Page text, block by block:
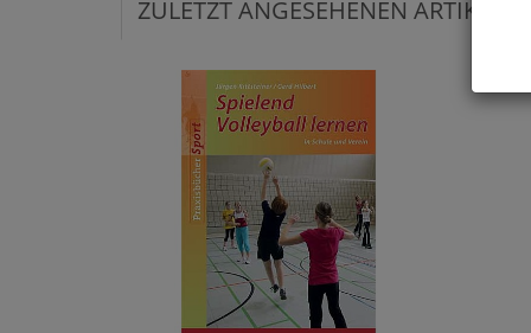
ZULETZT ANGESEHENEN ARTIKEL: